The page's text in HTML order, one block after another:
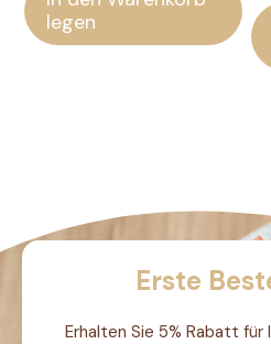
legen
Erste
Erhalten Sie 5% Rabatt